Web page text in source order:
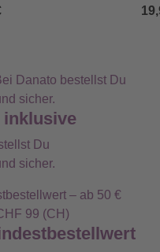
inklusive
Du
sicher.